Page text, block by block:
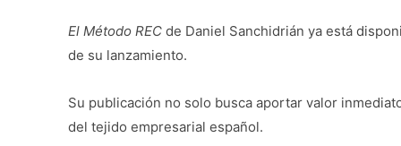
El Método REC de Daniel Sanchidrián ya está
de su lanzamiento.
Su publicación no solo busca aportar valor
del tejido empresarial español.